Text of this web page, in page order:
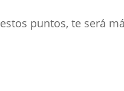
puntos, te será